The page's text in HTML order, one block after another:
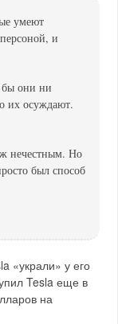
умеют
и
бы они ни
их осуждают.
нечестным. Но
был способ
«украли» у его
Tesla еще в
на